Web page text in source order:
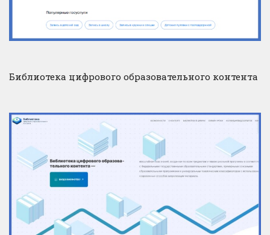
Библиотека цифрового образовательного контента